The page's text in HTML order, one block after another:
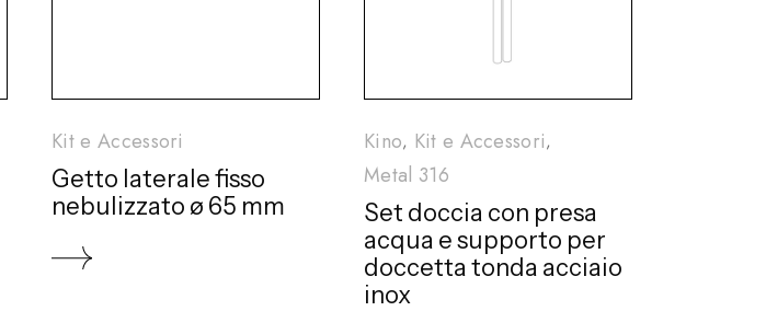
Kit e Accessori
Getto laterale fisso
nebulizzato ø 65 mm
Kino Kit e Accessori
Metal 316
Set doccia con presa
acqua e supporto per
doccetta tonda acciaio
inox